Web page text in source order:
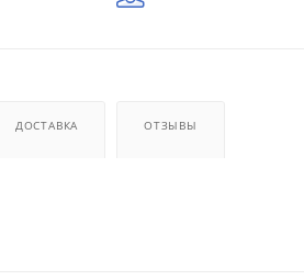
ДОСТАВКА ОТЗЫВЫ